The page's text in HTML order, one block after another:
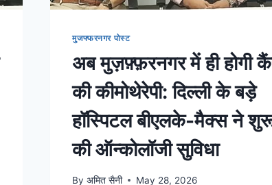
मुजफ्फरनगर पोस्ट
अब मुज़फ़्फ़रनगर में ही होगी
की कीमोथेरेपी: दिल्ली के बड़े
हॉस्पिटल बीएलके-मैक्स ने
की ऑन्कोलॉजी सुविधा
By अमित सैनी May 28, 2026